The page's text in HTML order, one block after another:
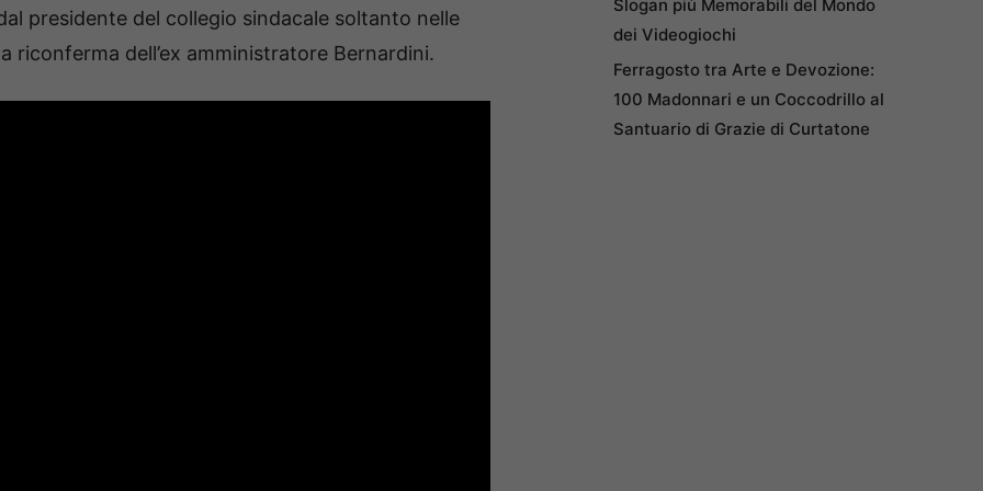
presidente del collegio sindacale soltanto nelle
riconferma dell’ex amministratore Bernardini.
Slogan più Memorabili del Mondo
dei Videogiochi
Ferragosto tra Arte e Devozione:
100 Madonnari e un Coccodrillo al
Santuario di Grazie di Curtatone